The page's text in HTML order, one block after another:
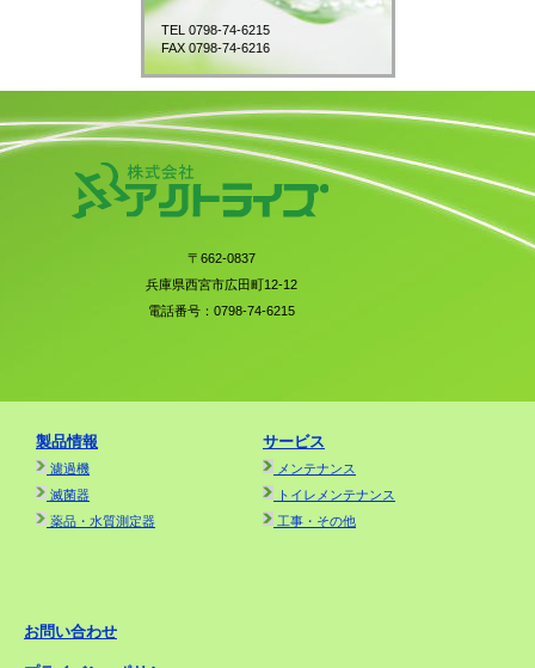
TEL 0798-74-6215
FAX 0798-74-6216
〒662-0837
兵庫県西宮市広田町12-12
電話番号：0798-74-6215
製品情報
濾過機
滅菌器
薬品・水質測定器
サービス
メンテナンス
トイレメンテナンス
工事・その他
お問い合わせ